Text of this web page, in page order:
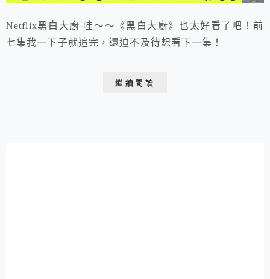
Netflix黑白大廚 哇～～《黑白大廚》也太好看了吧！前
七集我一下子就追完，還迫不及待想看下一集！
繼續閱讀